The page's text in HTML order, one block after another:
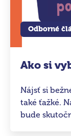
Odborné
Ako si
Nájsť si
také ťažké.
bude